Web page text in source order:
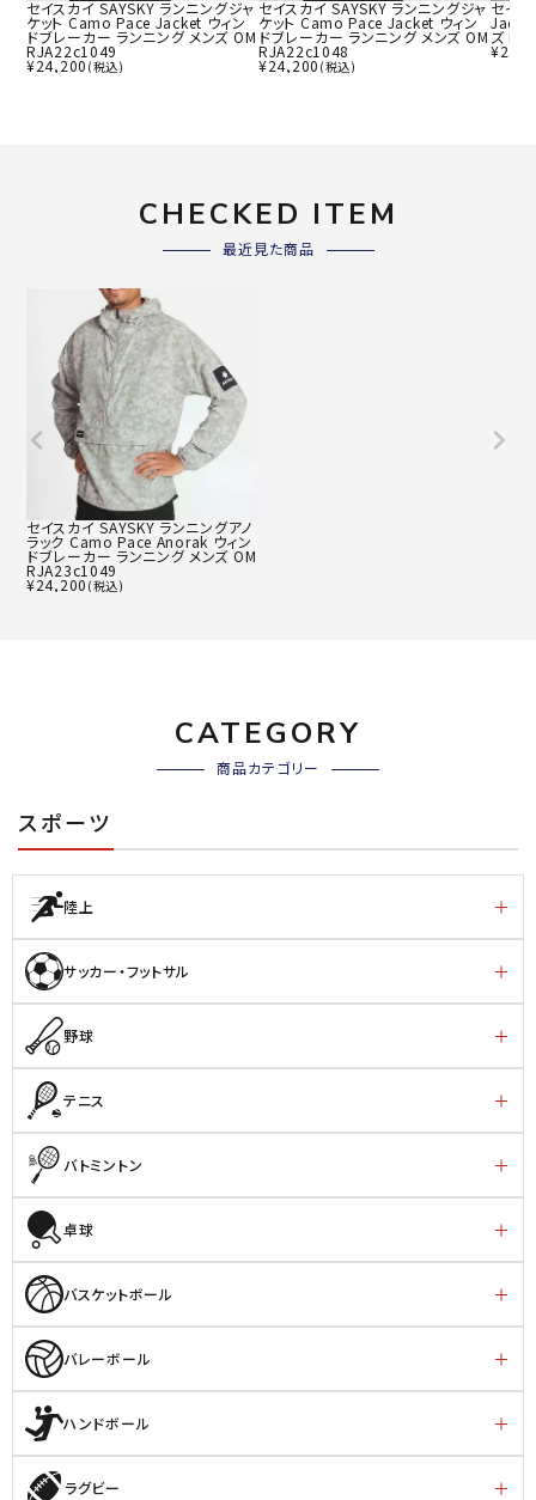
セイスカイ SAYSKY ランニングジャ
ケット Camo Pace Jacket ウィン
ドブレーカー ランニング メンズ OM
RJA22c1049
¥24,200 (税込)
セイスカイ SAYSKY ランニングジャ
ケット Camo Pace Jacket ウィン
ドブレーカー ランニング メンズ OM
RJA22c1048
¥24,200 (税込)
セイ
Jacket
ズ
¥
CHECKED ITEM
最近見た商品
セイスカイ SAYSKY ランニングアノ
ラック Camo Pace Anorak ウィン
ドブレーカー ランニング メンズ OM
RJA23c1049
¥24,200 (税込)
CATEGORY
商品カテゴリー
スポーツ
陸上
サッカー・フットサル
野球
テニス
バトミントン
卓球
バスケットボール
バレーボール
ハンドボール
ラグビー